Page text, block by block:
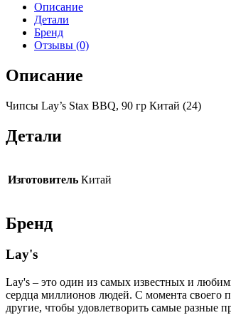
Описание
Детали
Бренд
Отзывы (0)
Описание
Чипсы Lay’s Stax BBQ, 90 гр Китай (24)
Детали
Изготовитель Китай
Бренд
Lay's
Lay's – это один из самых известных и
сердца миллионов людей. С момента своего
другие, чтобы удовлетворить самые разные